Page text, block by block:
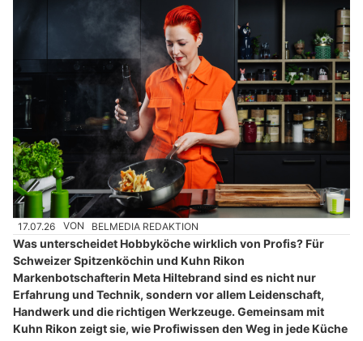
17.07.26 VON BELMEDIA REDAKTION
Was unterscheidet Hobbyköche wirklich von Profis? Für
Schweizer Spitzenköchin und Kuhn Rikon
Markenbotschafterin Meta Hiltebrand sind es nicht nur
Erfahrung und Technik, sondern vor allem Leidenschaft,
Handwerk und die richtigen Werkzeuge. Gemeinsam mit
Kuhn Rikon zeigt sie, wie Profiwissen den Weg in jede Küche